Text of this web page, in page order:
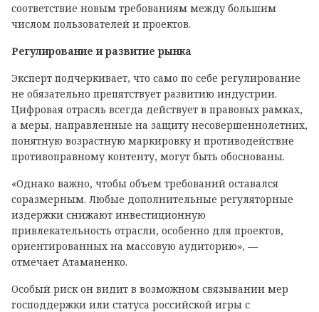
соответствие новым требованиям между большим
числом пользователей и проектов.
Регулирование и развитие рынка
Эксперт подчеркивает, что само по себе регулирование
не обязательно препятствует развитию индустрии.
Цифровая отрасль всегда действует в правовых рамках,
а меры, направленные на защиту несовершеннолетних,
понятную возрастную маркировку и противодействие
противоправному контенту, могут быть обоснованы.
«Однако важно, чтобы объем требований оставался
соразмерным. Любые дополнительные регуляторные
издержки снижают инвестиционную
привлекательность отрасли, особенно для проектов,
ориентированных на массовую аудиторию», —
отмечает Атаманенко.
Особый риск он видит в возможном связывании мер
господдержки или статуса российской игры с